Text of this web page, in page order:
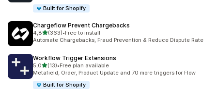
Built for Shopify
Chargeflow Prevent Chargebacks
4,8na 5 gwiazdek
(363)
Łączna liczba recenzji: 363
•Free to install
Automate Chargebacks, Fraud Prevention & Reduce Dispute Rate
Workflow Trigger Extensions
5,0na 5 gwiazdek
(13)
Łączna liczba recenzji: 13
•Free plan available
Metafield, Order, Product Update and 70 more triggers for Flow
Built for Shopify